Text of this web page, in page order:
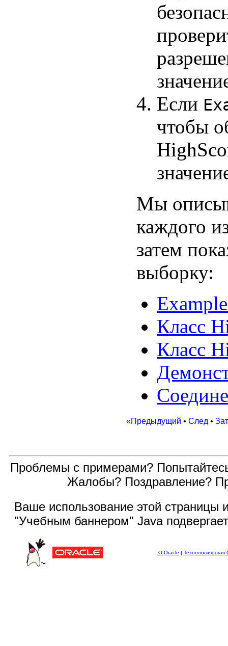
Если
чтобы
Мы
каждого
затем
выборку:
Класс
Класс
«Предыдущий • След •
Проблемы с примерами?
Жалобы? Поздравление?
Ваше использование этой страницы
"Учебным баннером" Java
О Oracle | Технологическая